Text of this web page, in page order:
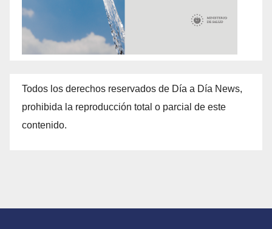
Todos los derechos reservados de Día a Día News,
prohibida la reproducción total o parcial de este
contenido.